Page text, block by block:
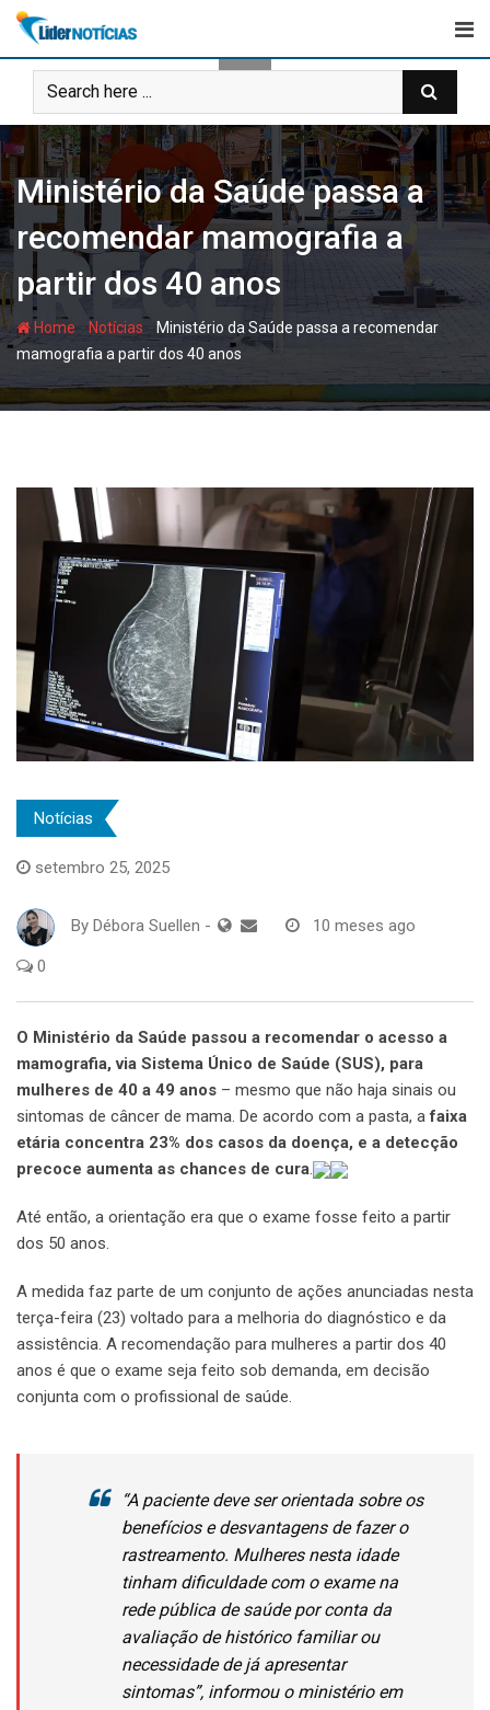
Skip
content
Ministério da Saúde passa a
recomendar mamografia a
partir dos 40 anos
Home - Notícias - Ministério da Saúde passa a recomendar
mamografia a partir dos 40 anos
Notícias
setembro 25, 2025
By Débora Suellen - 10 meses ago
0
O Ministério da Saúde passou a recomendar o acesso a
mamografia, via Sistema Único de Saúde (SUS), para
mulheres de 40 a 49 anos – mesmo que não haja sinais ou
sintomas de câncer de mama. De acordo com a pasta, afaixa
etária concentra 23% dos casos da doença, e a detecção
precoce aumenta as chances de cura.
Até então, a orientação era que o exame fosse feito a partir
dos 50 anos.
A medida faz parte de um conjunto de ações anunciadas nesta
terça-feira (23) voltado para a melhoria do diagnóstico e da
assistência. A recomendação para mulheres a partir dos 40
anos é que o exame seja feito sob demanda, em decisão
conjunta com o profissional de saúde.
“A paciente deve ser orientada sobre os
benefícios e desvantagens de fazer o
rastreamento. Mulheres nesta idade
tinham dificuldade com o exame na
rede pública de saúde por conta da
avaliação de histórico familiar ou
necessidade de já apresentar
sintomas”, informou o ministério em